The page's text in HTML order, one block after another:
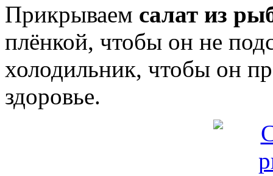
Прикрываем салат из
плёнкой, чтобы он не
холодильник, чтобы он
здоровье.